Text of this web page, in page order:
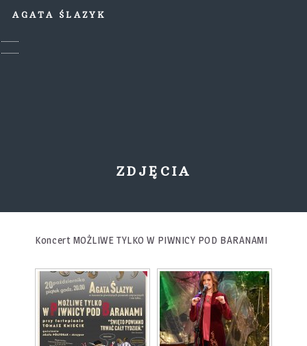
AGATA ŚLAZYK
ZDJĘCIA
Koncert MOŻLIWE TYLKO W PIWNICY POD BARANAMI